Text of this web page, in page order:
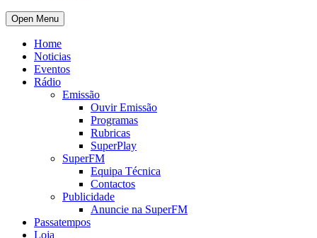
Open Menu
Home
Noticias
Eventos
Rádio
Emissão
Ouvir Emissão
Programas
Rubricas
SuperPlay
SuperFM
Equipa Técnica
Contactos
Publicidade
Anuncie na SuperFM
Passatempos
Loja